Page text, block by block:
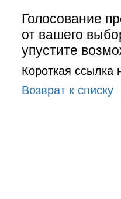
Голосование
от вашего
упустите
Короткая ссылка
Возврат к списку